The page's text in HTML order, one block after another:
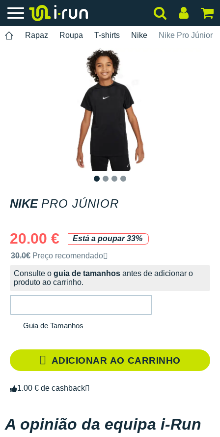
Rapaz Roupa T-shirts Nike Nike Pro Júnior
NIKE PRO JÚNIOR
20.00 €
Está a poupar 33%
Preço de venda recomendado pela marca
30.0€ Preço recomendado
Consulte o guia de tamanhos antes de adicionar o
produto ao carrinho.
Guia de Tamanhos
ADICIONAR AO CARRINHO
1.00 € de cashback
A opinião da equipa i-Run